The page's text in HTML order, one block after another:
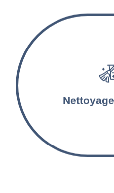
Les sols sont lavés
agents d’entretien. Les
sont aspirés et